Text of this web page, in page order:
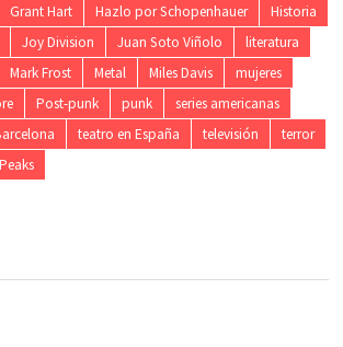
Grant Hart Hazlo por Schopenhauer
Historia
Joy Division Juan Soto Viñolo
literatura
Mark Frost Metal Miles Davis
mujeres
Post-punk punk
series americanas
teatro en España televisión
terror